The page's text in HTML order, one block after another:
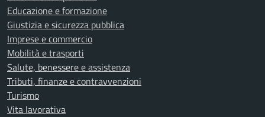
Educazione e formazione
Giustizia e sicurezza pubblica
Imprese e commercio
Mobilità e trasporti
Salute, benessere e assistenza
Tributi, finanze e contravvenzioni
Turismo
Vita lavorativa